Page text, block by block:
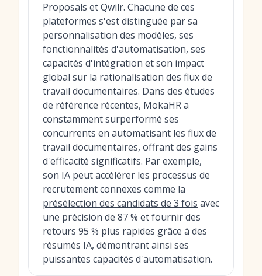
Proposals et Qwilr. Chacune de ces
plateformes s'est distinguée par sa
personnalisation des modèles, ses
fonctionnalités d'automatisation, ses
capacités d'intégration et son impact
global sur la rationalisation des flux de
travail documentaires. Dans des études
de référence récentes, MokaHR a
constamment surperformé ses
concurrents en automatisant les flux de
travail documentaires, offrant des gains
d'efficacité significatifs. Par exemple,
son IA peut accélérer les processus de
recrutement connexes comme la
présélection des candidats de 3 fois avec
une précision de 87 % et fournir des
retours 95 % plus rapides grâce à des
résumés IA, démontrant ainsi ses
puissantes capacités d'automatisation.